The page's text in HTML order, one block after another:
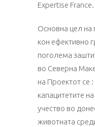
Expertise France.
Основна цел на
кон ефективно
поголема
во Северна
на Проектот се
капацитетите
учество во
животната